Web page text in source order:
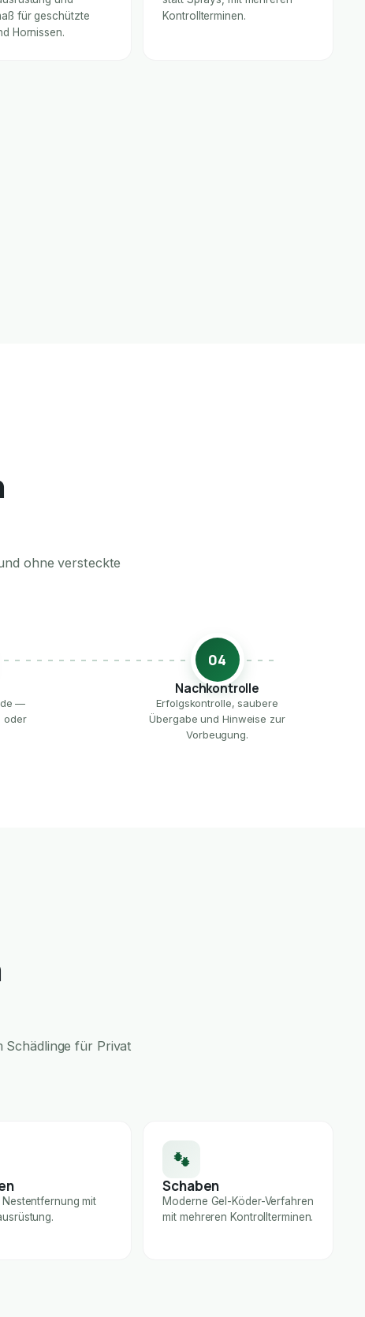
für geschützte
Hornissen.
Kontrollterminen.
ohne versteckte
—
oder
04
Nachkontrolle
Erfolgskontrolle, saubere
Übergabe und Hinweise zur
Vorbeugung.
Schädlinge für Privat
mit
Schaben
Moderne Gel-Köder-Verfahren
mit mehreren Kontrollterminen.